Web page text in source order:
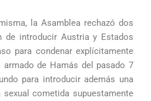
la Asamblea rechazó dos
de introducir Austria y Estados
para condenar explícitamente
armado de Hamás del pasado 7
para introducir además una
cometida supuestamente